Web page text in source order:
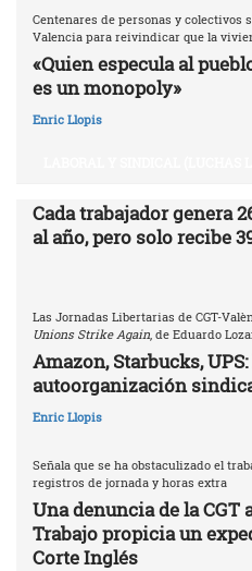
Centenares de personas y colectivos
Valencia para reivindicar que la
«Quien especula al
es un monopoly»
Enric Llopis
Cada trabajador genera
al año, pero solo recibe
Las Jornadas Libertarias de CGT-
Unions Strike Again , de Eduardo
Amazon, Starbucks,
autoorganización
Enric Llopis
Señala que se ha obstaculizado el
registros de jornada y horas extra
Una denuncia de la CGT
Trabajo propicia un
Corte Inglés